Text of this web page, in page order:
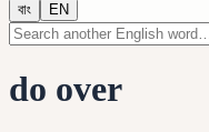
বাং
EN
do over